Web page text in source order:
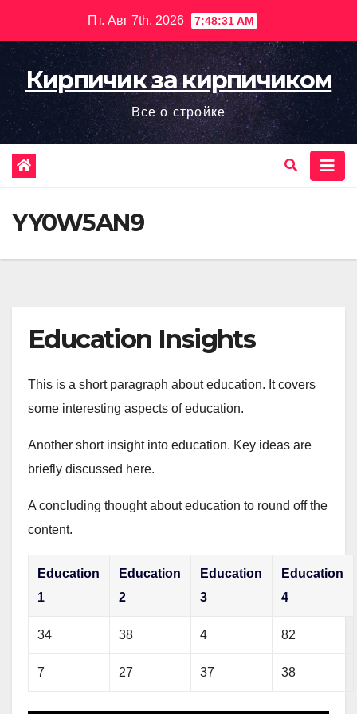
содержимому
Пт. Авг 7th, 2026 7:48:32 AM
Кирпичик за кирпичиком
Все о стройке
YY0W5AN9
Education Insights
This is a short paragraph about education. It covers
some interesting aspects of education.
Another short insight into education. Key ideas are
briefly discussed here.
A concluding thought about education to round off the
content.
Education
1
Education
2
Education
3
Education
4
34 38 4 82
7 27 37 38